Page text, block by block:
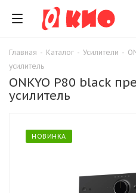
Главная - Каталог - Усилители -
усилитель
ONKYO P80 black
усилитель
НОВИНКА